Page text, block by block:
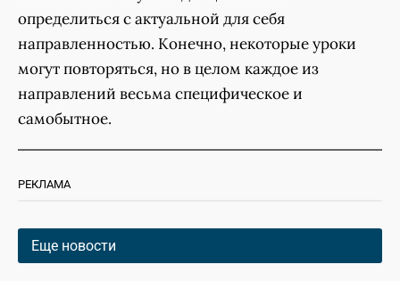
определиться с актуальной для себя
направленностью. Конечно, некоторые уроки
могут повторяться, но в целом каждое из
направлений весьма специфическое и
самобытное.
РЕКЛАМА
Еще новости